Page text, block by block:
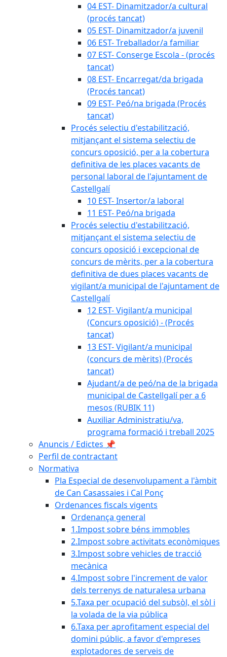
04 EST- Dinamitzador/a cultural
(procés tancat)
05 EST- Dinamitzador/a juvenil
06 EST- Treballador/a familiar
07 EST- Conserge Escola - (procés
tancat)
08 EST- Encarregat/da brigada
(Procés tancat)
09 EST- Peó/na brigada (Procés
tancat)
Procés selectiu d'estabilització,
mitjançant el sistema selectiu de
concurs oposició, per a la cobertura
definitiva de les places vacants de
personal laboral de l'ajuntament de
Castellgalí
10 EST- Insertor/a laboral
11 EST- Peó/na brigada
Procés selectiu d'estabilització,
mitjançant el sistema selectiu de
concurs oposició i excepcional de
concurs de mèrits, per a la cobertura
definitiva de dues places vacants de
vigilant/a municipal de l'ajuntament de
Castellgalí
12 EST- Vigilant/a municipal
(Concurs oposició) - (Procés
tancat)
13 EST- Vigilant/a municipal
(concurs de mèrits) (Procés
tancat)
Ajudant/a de peó/na de la brigada
municipal de Castellgalí per a 6
mesos (RUBIK 11)
Auxiliar Administratiu/va,
programa formació i treball 2025
Anuncis / Edictes 📌
Perfil de contractant
Normativa
Pla Especial de desenvolupament a l'àmbit
de Can Casassaies i Cal Ponç
Ordenances fiscals vigents
Ordenança general
1.Impost sobre béns immobles
2.Impost sobre activitats econòmiques
3.Impost sobre vehicles de tracció
mecànica
4.Impost sobre l'increment de valor
dels terrenys de naturalesa urbana
5.Taxa per ocupació del subsòl, el sòl i
la volada de la via pública
6.Taxa per aprofitament especial del
domini públic, a favor d'empreses
explotadores de serveis de